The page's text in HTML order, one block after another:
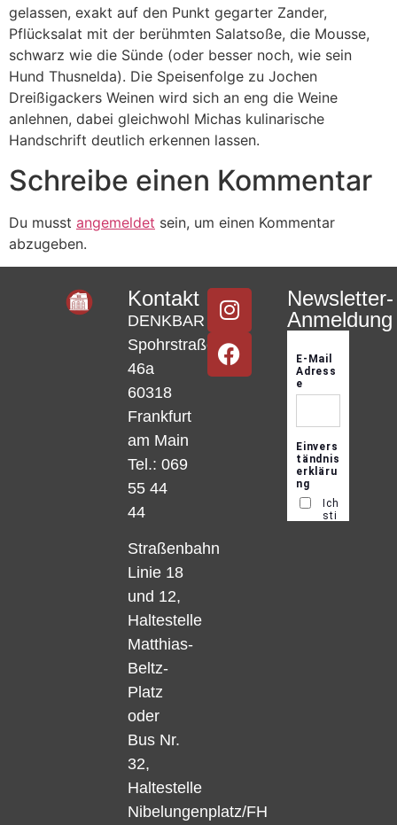
gelassen, exakt auf den Punkt gegarter Zander,
Pflücksalat mit der berühmten Salatsoße, die Mousse,
schwarz wie die Sünde (oder besser noch, wie sein
Hund Thusnelda). Die Speisenfolge zu Jochen
Dreißigackers Weinen wird sich an eng die Weine
anlehnen, dabei gleichwohl Michas kulinarische
Handschrift deutlich erkennen lassen.
Schreibe einen Kommentar
Du musst angemeldet sein, um einen Kommentar
abzugeben.
Kontakt
DENKBAR
Spohrstraße
46a
60318
Frankfurt
am Main
Tel.: 069
55 44
44
Straßenbahn
Linie 18
und 12,
Haltestelle
Matthias-
Beltz-
Platz
oder
Bus Nr.
32,
Haltestelle
Nibelungenplatz/FH
Newsletter-
Anmeldung